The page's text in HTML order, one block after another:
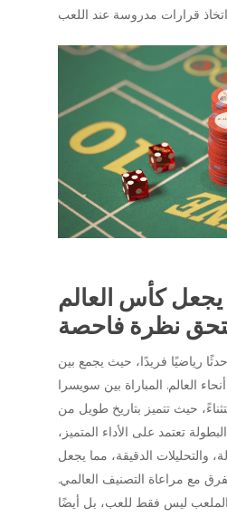
يجعل كأس العالم
2026 يعد حدثًا رياضيًا فريدًا، حيث يجمع بين
العالم. المباراة بين سويسرا
حيث تتميز بتاريخ طويل من
تعتمد على الأداء المتميز،
والتحليلات الدقيقة، مما يجعل
مع مراعاة التصنيف العالمي.
ليس فقط للعب، بل أيضًا